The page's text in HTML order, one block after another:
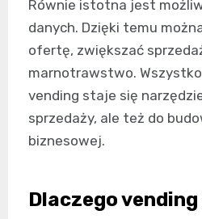
Równie istotna jest
danych. Dzięki temu
ofertę, zwiększać
marnotrawstwo.
vending staje się
sprzedaży, ale też do
biznesowej.
Dlaczego